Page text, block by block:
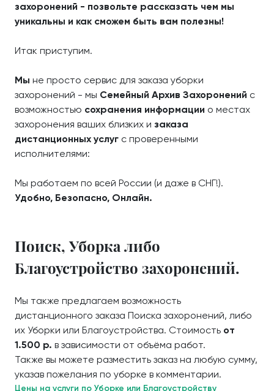
захоронений - позвольте рассказать чем мы
уникальны и как сможем быть вам полезны!
Итак приступим.
Мы не просто сервис для заказа уборки
захоронений - мы Семейный Архив Захоронений с
возможностью сохранения информации о местах
захоронения ваших близких и заказа
дистанционных услуг с проверенными
исполнителями:
Мы работаем по всей России (и даже в СНГ!).
Удобно, Безопасно, Онлайн.
Поиск, Уборка либо
Благоустройство захоронений.
Мы также предлагаем возможность
дистанционного заказа Поиска захоронений, либо
их Уборки или Благоустройства. Стоимость от
1.500 р. в зависимости от объёма работ.
Также вы можете разместить заказ на любую сумму,
указав пожелания по уборке в комментарии.
Цены на услуги по Уборке или Благоустройству